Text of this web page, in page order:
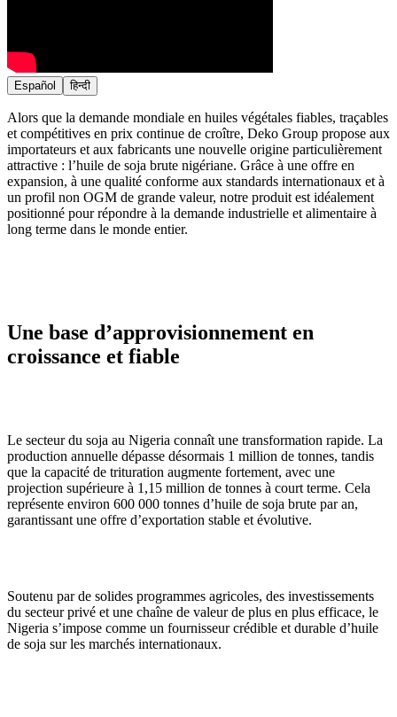
Español हिन्दी
Alors que la demande mondiale en huiles végétales fiables, traçables
et compétitives en prix continue de croître, Deko Group propose aux
importateurs et aux fabricants une nouvelle origine particulièrement
attractive : l’huile de soja brute nigériane. Grâce à une offre en
expansion, à une qualité conforme aux standards internationaux et à
un profil non OGM de grande valeur, notre produit est idéalement
positionné pour répondre à la demande industrielle et alimentaire à
long terme dans le monde entier.
Une base d’approvisionnement en
croissance et fiable
Le secteur du soja au Nigeria connaît une transformation rapide. La
production annuelle dépasse désormais 1 million de tonnes, tandis
que la capacité de trituration augmente fortement, avec une
projection supérieure à 1,15 million de tonnes à court terme. Cela
représente environ 600 000 tonnes d’huile de soja brute par an,
garantissant une offre d’exportation stable et évolutive.
Soutenu par de solides programmes agricoles, des investissements
du secteur privé et une chaîne de valeur de plus en plus efficace, le
Nigeria s’impose comme un fournisseur crédible et durable d’huile
de soja sur les marchés internationaux.